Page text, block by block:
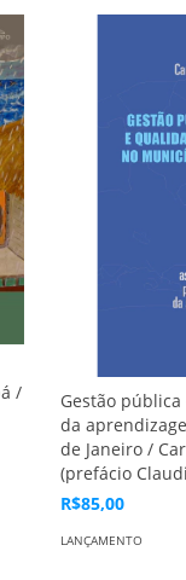
/
Gestão
da
de Janeiro /
(prefácio
R$85,00
LANÇAMENTO